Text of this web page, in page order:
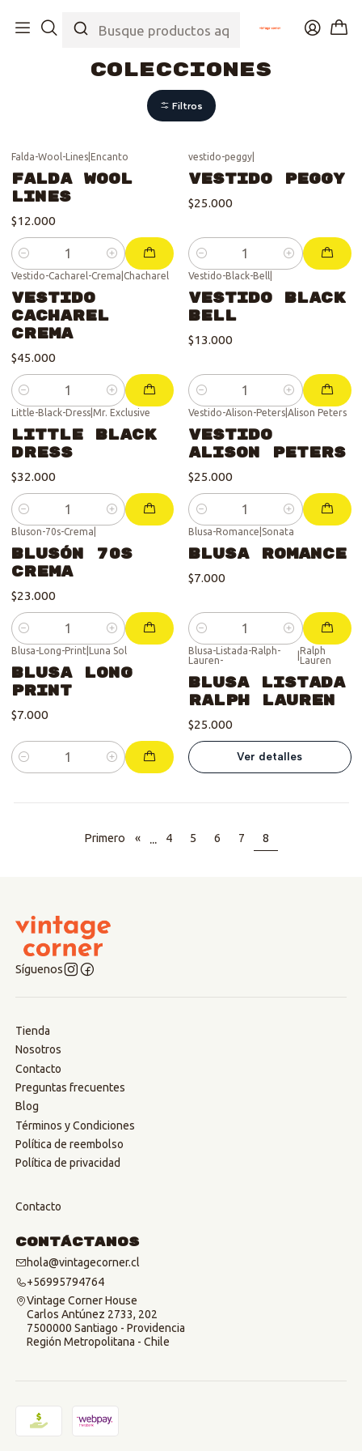
Colecciones
Filtros
Falda-Wool-Lines| Encanto
Falda Wool
Lines
$12.000
Cantidad
vestido-peggy
Vestido Peggy
$25.000
Cantidad
Vestido-Cacharel-Crema Chacharel
Vestido
Cacharel
Crema
$45.000
Cantidad
Vestido-Black-Bell
Vestido Black
Bell
$13.000
Cantidad
Little-Black-Dress| Mr. Exclusive
Little Black
Dress
$32.000
Cantidad
Vestido-Alison-Peters Alison Peters
Vestido
Alison Peters
$25.000
Cantidad
Bluson-70s-Crema
Blusón 70s
Crema
$23.000
Cantidad
Blusa-Romance Sonata
Blusa Romance
$7.000
Cantidad
Blusa-Long-Print| Luna Sol
Blusa Long
Print
$7.000
Cantidad
Se vendió :'(
Blusa-Listada-Ralph-
Lauren-
Ralph
Lauren
Blusa Listada
Ralph Lauren
$25.000
Ver detalles
Primero « 4 5 6 7 8
Síguenos
Tienda
Nosotros
Contacto
Preguntas frecuentes
Blog
Términos y Condiciones
Política de reembolso
Política de privacidad
Contacto
Contáctanos
hola@vintagecorner.cl
+56995794764
Vintage Corner House
Carlos Antúnez 2733, 202
7500000 Santiago - Providencia
Región Metropolitana - Chile